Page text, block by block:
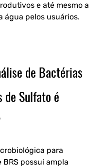
e até mesmo a
água pelos usuários.
de Bactérias
de Sulfato é
para
possui ampla